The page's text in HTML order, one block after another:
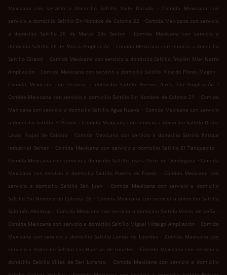
Mexicana con servicio a domicilio Saltillo Valle Dorado
. Comida Mexicana con
servicio a domicilio Saltillo Sin Nombre de Colonia 22 . Comida Mexicana con servicio
a domicilio Saltillo 26 de Marzo 2do Sector
. Comida Mexicana con servicio a
domicilio Saltillo 26 de Marzo Ampliación . Comida Mexicana con servicio a domicilio
Saltillo Girasol . Comida Mexicana con servicio a domicilio Saltillo Froylán Mier Narro
Ampliación . Comida Mexicana con servicio a domicilio Saltillo Ricardo Flores Magón .
Comida Mexicana con servicio a domicilio Saltillo Buenos Aires 2da Ampliación
.
Comida Mexicana con servicio a domicilio Saltillo Sin Nombre de Colonia 21
. Comida
Mexicana con servicio a domicilio Saltillo Agua Nueva . Comida Mexicana con servicio
a domicilio Saltillo El Álamo . Comida Mexicana con servicio a domicilio Saltillo Diana
Laura Riojas de Colosio . Comida Mexicana con servicio a domicilio Saltillo Parque
Industrial Server . Comida Mexicana con servicio a domicilio Saltillo El Tanquecito .
Comida Mexicana con servicio a domicilio Saltillo Josefa Ortiz de Domínguez . Comida
Mexicana con servicio a domicilio Saltillo Puerto de Flores
. Comida Mexicana con
servicio a domicilio Saltillo San Juan
. Comida Mexicana con servicio a domicilio
Saltillo Sin Nombre de Colonia 26 . Comida Mexicana con servicio a domicilio Saltillo
Salomón Abedrop . Comida Mexicana con servicio a domicilio Saltillo Vistas de peña .
Comida Mexicana con servicio a domicilio Saltillo Miguel Hidalgo Ampliación . Comida
Mexicana con servicio a domicilio Saltillo Lomas de Lourdes . Comida Mexicana con
servicio a domicilio Saltillo Las Huertas de Lourdes . Comida Mexicana con servicio a
domicilio Saltillo Villas de San Lorenzo
. Comida Mexicana con servicio a domicilio
.